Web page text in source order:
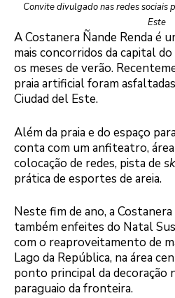
Convite divulgado nas redes sociais
Este
A Costanera Ñande Renda é
mais concorridos da capital
os meses de verão.
praia artificial foram
Ciudad del Este.
Além da praia e do espaço
conta com um anfiteatro, área
colocação de redes, pista de
prática de esportes de areia.
Neste fim de ano, a
também enfeites do Natal
com o reaproveitamento de
Lago da República, na área
ponto principal da decoração
paraguaio da fronteira.